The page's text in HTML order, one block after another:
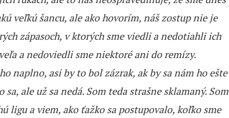
veľkú šancu, ale ako hovorím, náš zostup nie je
zápasoch, v ktorých sme viedli a nedotiahli ich
a nedoviedli sme niektoré ani do remízy.
naplno, asi by to bol zázrak, ak by sa nám ho ešte
ale už sa nedá. Som teda strašne sklamaný. Som
ligu a viem, ako ťažko sa postupovalo, koľko sme